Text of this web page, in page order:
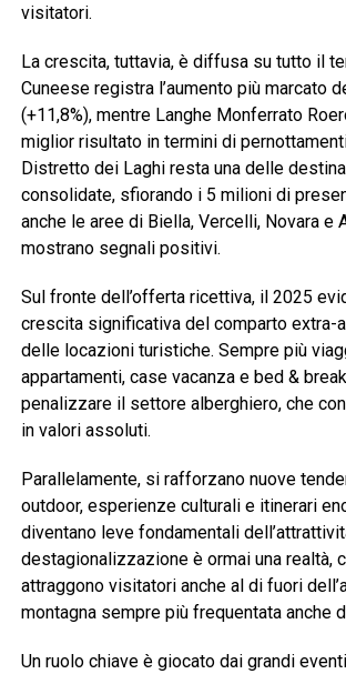
visitatori.
La crescita, tuttavia, è diffusa su tutto il
Cuneese registra l’aumento più marcato
(+11,8%), mentre Langhe Monferrato
miglior risultato in termini di
Distretto dei Laghi resta una delle
consolidate, sfiorando i 5 milioni di
anche le aree di Biella, Vercelli, Novara e
mostrano segnali positivi.
Sul fronte dell’offerta ricettiva, il 2025
crescita significativa del comparto extra-
delle locazioni turistiche. Sempre più
appartamenti, case vacanza e bed &
penalizzare il settore alberghiero, che
in valori assoluti.
Parallelamente, si rafforzano nuove
outdoor, esperienze culturali e itinerari
diventano leve fondamentali
destagionalizzazione è ormai una realtà,
attraggono visitatori anche al di fuori
montagna sempre più frequentata anche
Un ruolo chiave è giocato dai grandi